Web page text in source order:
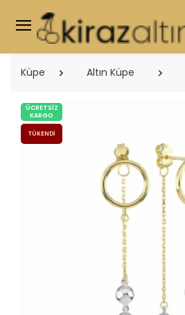
Küpe Altın Küpe
ÜCRETSIZ
KARGO
TÜKENDI